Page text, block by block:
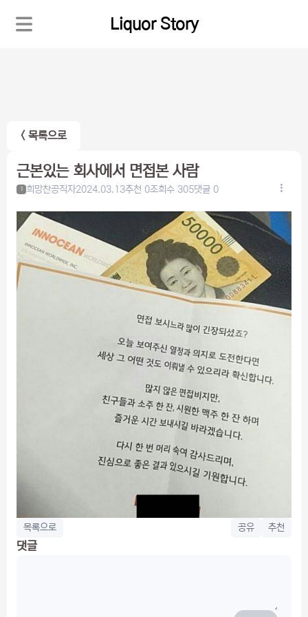
Liquor Story
< 목록으로
근본있는 회사에서 면접본 사람
1 희망찬공직자2024.03.13추천 0조회수 305댓글 0
목록으로 공유 추천
댓글